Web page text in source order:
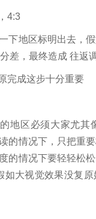
4:3
下地区标明出去，
差，最终造成 往返调
完成这步十分重要
地区必须大家尤其
的情况下，只把重
的情况下要轻轻松
大视觉效果没复